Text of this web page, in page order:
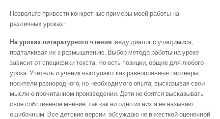
Позвольте привести конкретные примеры моей работы на
различных уроках:
На уроках литературного чтения веду диалог с учащимися,
подталкивая их к размышлению. Выбор метода работы на уроке
зависит от специфики текста. Но есть позиции, общие для любого
урока. Учитель и ученик выступают как равноправные партнеры,
носители разнородного, но необходимого опыта, высказывая свои
мысли о прочитанном произведении. Дети не боятся высказывать
свое собственное мнение, так как ни одно из них я не называю
ошибочным. Все детские версии обсуждаю не в жесткой оценочной